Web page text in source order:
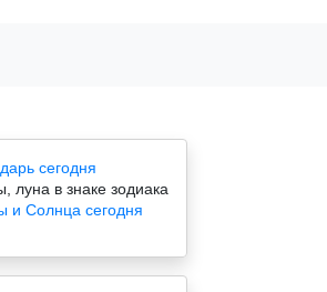
сегодня
луна в знаке зодиака
и Солнца сегодня